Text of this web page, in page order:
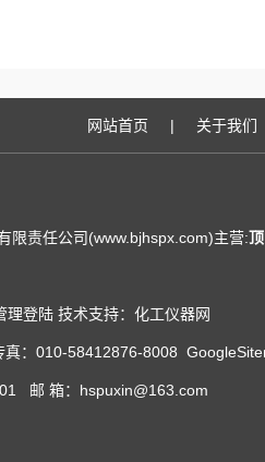
网站首页 | 关于我们
限责任公司(www.bjhspx.com)主营:
理登陆 技术支持： 化工仪器网
：010-58412876-8008
邮 箱：hspuxin@163.com